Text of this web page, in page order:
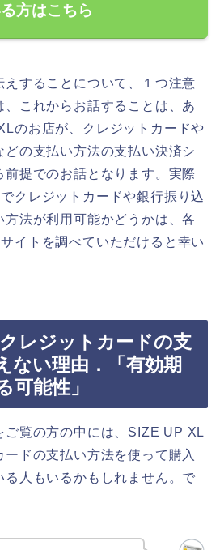
方はこちら
えすることについて、１つ注意
、これからお話することは、あ
のお店が、クレジットカードや
の支払い方法の支払い決済シ
前提でのお話となります。実際
クレジットカードや銀行振り込
法が利用可能かどうかは、各
イトを調べていただけると幸い
レジットカードの支
ない理由．「有効期
可能性」
ご覧の方の中には、SIZE UP XL
ドの支払い方法を使って購入
る人もいるかもしれません。で